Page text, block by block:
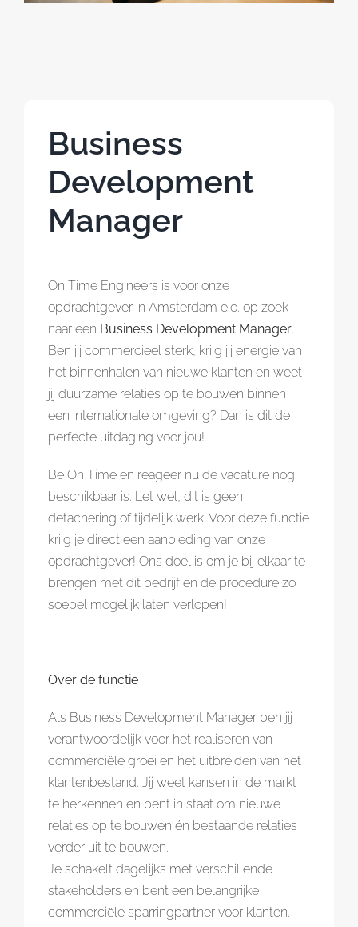
Business
Development
Manager
On Time Engineers is voor onze
opdrachtgever in Amsterdam e.o. op zoek
naar een Business Development Manager.
Ben jij commercieel sterk, krijg jij energie van
het binnenhalen van nieuwe klanten en weet
jij duurzame relaties op te bouwen binnen
een internationale omgeving? Dan is dit de
perfecte uitdaging voor jou!
Be On Time en reageer nu de vacature nog
beschikbaar is. Let wel, dit is geen
detachering of tijdelijk werk. Voor deze functie
krijg je direct een aanbieding van onze
opdrachtgever! Ons doel is om je bij elkaar te
brengen met dit bedrijf en de procedure zo
soepel mogelijk laten verlopen!
Over de functie
Als Business Development Manager ben jij
verantwoordelijk voor het realiseren van
commerciële groei en het uitbreiden van het
klantenbestand. Jij weet kansen in de markt
te herkennen en bent in staat om nieuwe
relaties op te bouwen én bestaande relaties
verder uit te bouwen.
Je schakelt dagelijks met verschillende
stakeholders en bent een belangrijke
commerciële sparringpartner voor klanten.